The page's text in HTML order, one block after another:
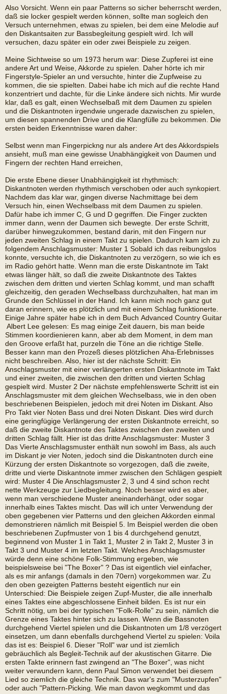
Also Vorsicht. Wenn ein paar Patterns so sicher beherrscht werden,
daß sie locker gespielt werden können, sollte man sogleich den
Versuch unternehmen, etwas zu spielen, bei dem eine Melodie auf
den Diskantsaiten zur Bassbegleitung gespielt wird. Ich will
versuchen, dazu später ein oder zwei Beispiele zu zeigen.
Meine Sichtweise so um 1973 herum war: Diese Zupferei ist eine
andere Art und Weise, Akkorde zu spielen. Daher hörte ich mir
Fingerstyle-Spieler an und versuchte, hinter die Zupfweise zu
kommen, die sie spielten. Dabei habe ich mich auf die rechte Hand
konzentriert und dachte, für die Linke ändere sich nichts. Mir wurde
klar, daß es galt, einen Wechselbaß mit dem Daumen zu spielen
und die Diskantnoten irgendwie ungerade dazwischen zu spielen,
um diesen spannenden Drive und die Klangfülle zu bekommen. Die
ersten beiden Erkenntnisse waren daher:
Selbst wenn man Fingerpickng nur als andere Art des Akkordspiels
ansieht, muß man eine gewisse Unabhängigkeit von Daumen und
Fingern der rechten Hand erreichen,
Die erste Ebene dieser Unabhängigkeit ist rhythmisch:
Diskantnoten werden rhythmisch verschoben oder auch synkopiert.
Nachdem das klar war, gingen diverse Nachmittage bei dem
Versuch hin, einen Wechselbass mit dem Daumen zu spielen.
Dafür habe ich immer C, G und D gegriffen. Die Finger zuckten
immer dann, wenn der Daumen sich bewegte. Der erste Schritt,
darüber hinwegzukommen, bestand darin, mit den Fingern nur
jeden zweiten Schlag in einem Takt zu spielen. Dadurch kam ich zu
folgendem Anschlagsmuster: Muster 1 Sobald ich das reibungslos
konnte, versuchte ich, die Diskantnoten zu verzögern, so wie ich es
im Radio gehört hatte. Wenn man die erste Diskantnote im Takt
etwas länger hält, so daß die zweite Diskantnote des Taktes
zwischen dem dritten und vierten Schlag kommt, und man schafft
gleichzeitig, den geraden Wechselbass durchzuhalten, hat man im
Grunde den Schlüssel in der Hand. Ich kann mich noch ganz gut
daran erinnern, wie es plötzlich und mit einem Schlag funktionerte.
Einige Jahre später habe ich in dem Buch Advanced Country Guitar
 Albert Lee gelesen: Es mag einige Zeit dauern, bis man beide
Stimmen koordienieren kann, aber ab dem Moment, in dem man
den Groove erfaßt hat, purzeln die Töne an die richtige Stelle.
Besser kann man den Prozeß dieses plötzlichen Aha-Erlebnisses
nicht beschreiben. Also, hier ist der nächste Schritt: Ein
Anschlagsmuster mit einer verlängerten ersten Diskantnote im Takt
und einer zweiten, die zwischen den dritten und vierten Schlag
gespielt wird. Muster 2 Der nächste empfehlenswerte Schritt ist ein
Anschlagsmuster mit dem gleichen Wechselbass, wie in den oben
beschriebenen Beispielen, jedoch mit drei Noten im Diskant. Also 
Pro Takt vier Noten Bass und drei Noten Diskant. Dies wird durch
eine geringfügige Verlängerung der ersten Diskantnote erreicht, so
daß die zweite Diskantnote des Taktes zwischen den zweiten und
dritten Schlag fällt. Hier ist das dritte Anschlagsmuster: Muster 3
Das Vierte Anschlagsmuster enthält nun sowohl im Bass, als auch
im Diskant je vier Noten, jedoch sind die Diskantnoten durch eine
Kürzung der ersten Diskantnote so vorgezogen, daß die zweite,
dritte und vierte Diskantnote immer zwischen den Schlägen gespielt
wird: Muster 4 Die Anschlagsmuster 2, 3 und 4 sind schon recht
nette Werkzeuge zur Liedbegleitung. Noch besser wird es aber,
wenn man verschiedene Muster aneinanderhängt, oder sogar
innerhalb eines Taktes mischt. Das will ich unter Verwendung der
oben gegebenen vier Patterns und den gleichen Akkorden einmal
demonstrieren nämlich mit Beispiel 5. Im Beispiel werden die oben
beschriebenen Zupfmuster von 1 bis 4 durchgehend genutzt,
beginnend von Muster 1 in Takt 1, Muster 2 in Takt 2, Muster 3 in
Takt 3 und Muster 4 im letzten Takt. Welches Anschlagsmuster
würde denn eine schöne Folk-Stimmung ergeben, wie
beispielsweise bei "The Boxer" ? Das ist eigentlich viel einfacher,
als es mir anfangs (damals in den 70ern) vorgekommen war. Zu
den oben gezeigten Patterns besteht eigentlich nur ein
Unterschied: Die Beispiele zeigen Zupf-Muster, die alle innerhalb
eines Taktes eine abgeschlossene Einheit bilden. Es ist nur ein
Schritt nötig, um bei der typischen "Folk-Rolle" zu sein, nämlich die
Grenze eines Taktes hinter sich zu lassen. Wenn die Bassnoten
durchgehend Viertel spielen und die Diskantnoten um 1/8 verzögert
einsetzen, um dann ebenfalls durchgehend Viertel zu spielen: Voila
das ist es: Beispiel 6. Dieser "Roll" war und ist ziemlich
gebräuchlich als Begleit-Technik auf der akustischen Gitarre. Die
ersten Takte erinnern fast zwingend an "The Boxer", was nicht
weiter verwundern kann, denn Paul Simon verwendet bei diesem
Lied so ziemlich die gleiche Technik. Das war's zum "Musterzupfen"
oder auch "Pattern-Picking. Wie man davon wegkommt und das